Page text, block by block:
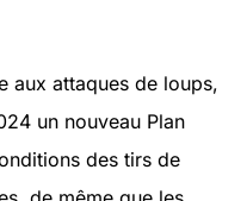
aux attaques de loups,
un nouveau Plan
des tirs de